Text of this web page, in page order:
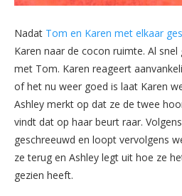
Nadat Tom en Karen met elkaar
Karen naar de cocon ruimte. Al
met Tom. Karen reageert
of het nu weer goed is laat Karen
Ashley merkt op dat ze de twee
vindt dat op haar beurt raar.
geschreeuwd en loopt vervolgens
ze terug en Ashley legt uit hoe ze
gezien heeft.